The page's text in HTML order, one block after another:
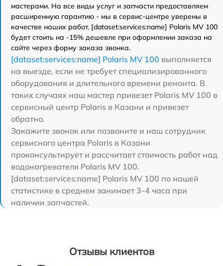
мастерами. На все виды услуг и запчасти предоставляем
расширенную гарантию - мы в сервис-центре уверены в
качестве наших работ. [dataset:services:name] Polaris MV 100
будет стоить на -15% дешевле при оформлении заказа на
сайте через форму заказа звонка.
[dataset:services:name] Polaris MV 100 выполняется
на выезде, если не требует специализированного
оборудования и длительного времени ремонта. В
таких случаях наш мастер привезет Polaris MV 100 в
сервисный центр Polaris в Казани и привезет
обратно.
Закажите звонок или позвоните и наш сотрудник
сервисного центра Polaris в Казани
проконсультирует и рассчитает стоимость работ над
водонагревателя Polaris MV 100.
[dataset:services:name] Polaris MV 100 по нашей
статистике в среднем занимает 3-4 часа при
наличии запчастей.
Отзывы клиентов